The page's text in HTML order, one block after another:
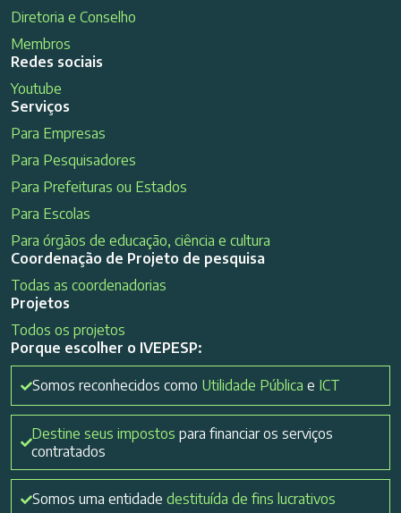
Diretoria e Conselho
Membros
Redes sociais
Youtube
Serviços
Para Empresas
Para Pesquisadores
Para Prefeituras ou Estados
Para Escolas
Para órgãos de educação, ciência e cultura
Coordenação de Projeto de pesquisa
Todas as coordenadorias
Projetos
Todos os projetos
Porque escolher o IVEPESP:
Somos reconhecidos como Utilidade Pública e ICT
Destine seus impostos para financiar os serviços
contratados
Somos uma entidade destituída de fins lucrativos